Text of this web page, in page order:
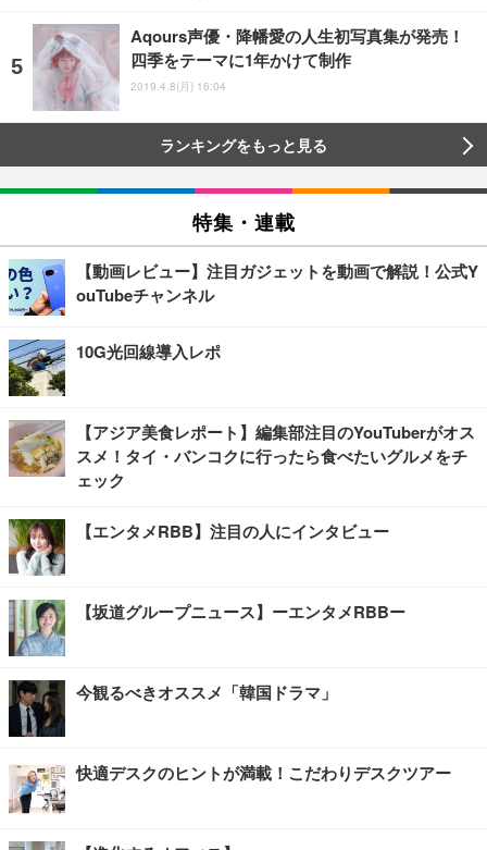
Aqours声優・降幡愛の人生初写真集が発売！
四季をテーマに1年かけて制作
2019.4.8(月) 16:04
ランキングをもっと見る
特集・連載
【動画レビュー】注目ガジェットを動画で解説！公式Y
ouTubeチャンネル
10G光回線導入レポ
【アジア美食レポート】編集部注目のYouTuberがオス
スメ！タイ・バンコクに行ったら食べたいグルメをチ
ェック
【エンタメRBB】注目の人にインタビュー
【坂道グループニュース】ーエンタメRBBー
今観るべきオススメ「韓国ドラマ」
快適デスクのヒントが満載！こだわりデスクツアー